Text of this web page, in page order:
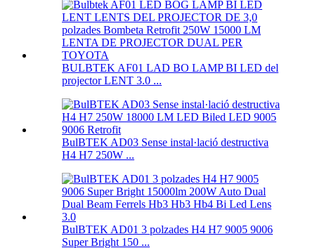
BULBTEK AF01 LAD BO LAMP BI LED del
projector LENT 3.0 ...
BulBTEK AD03 Sense instal·lació destructiva
H4 H7 250W ...
BulBTEK AD01 3 polzades H4 H7 9005 9006
Super Bright 150 ...